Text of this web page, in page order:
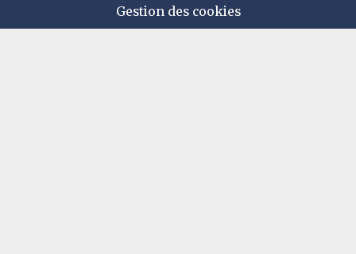
Gestion des cookies